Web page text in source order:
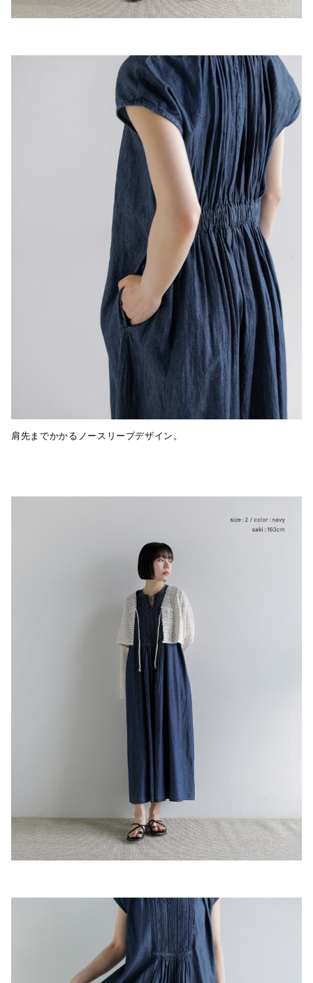
肩先までかかるノースリーブデザイン。